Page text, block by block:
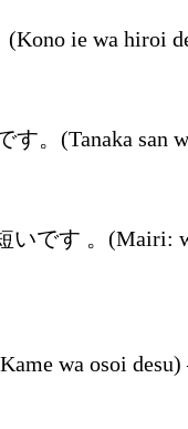
ie wa hiroi
(Tanaka san
です 。(Mairi:
wa osoi desu)